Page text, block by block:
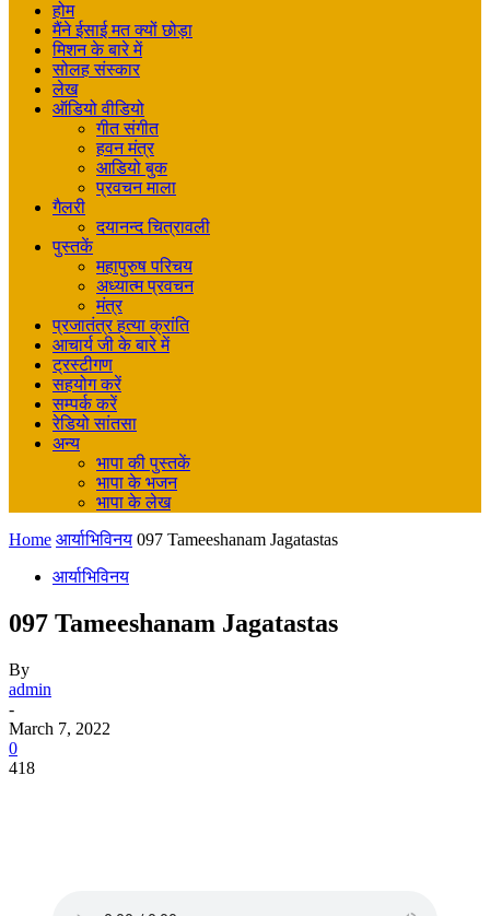
होम
मैंने ईसाई मत क्यों छोड़ा
मिशन के बारे में
सोलह संस्कार
लेख
ऑडियो वीडियो
गीत संगीत
हवन मंत्र
आडियो बुक
प्रवचन माला
गैलरी
दयानन्द चित्रावली
पुस्तकें
महापुरुष परिचय
अध्यात्म प्रवचन
मंत्र
प्रजातंत्र हत्या क्रांति
आचार्य जी के बारे में
ट्रस्टीगण
सहयोग करें
सम्पर्क करें
रेडियो सांतसा
अन्य
भापा की पुस्तकें
भापा के भजन
भापा के लेख
Home आर्याभिविनय 097 Tameeshanam Jagatastas
आर्याभिविनय
097 Tameeshanam Jagatastas
By
admin
-
March 7, 2022
0
418